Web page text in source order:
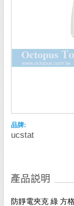
品牌:
ucstat
防靜電夾克 綠 方